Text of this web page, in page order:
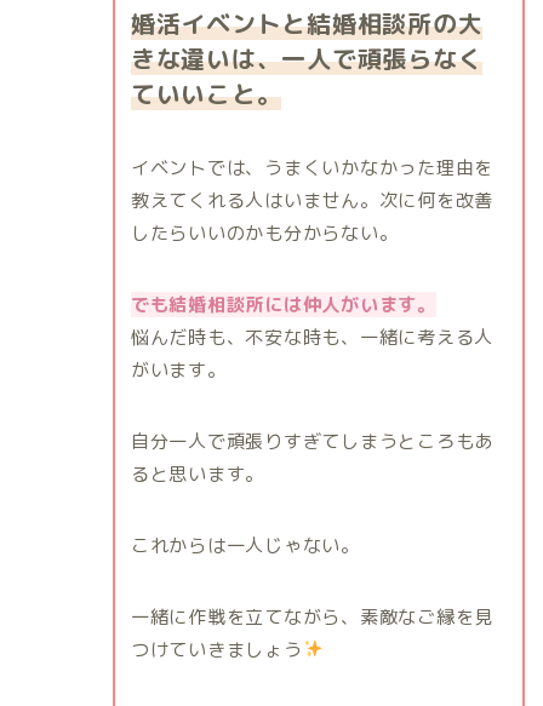
婚活イベントと結婚相談所の大
きな違いは、一人で頑張らなく
ていいこと。
イベントでは、うまくいかなかった理由を
教えてくれる人はいません。次に何を改善
したらいいのかも分からない。
でも結婚相談所には仲人がいます。
悩んだ時も、不安な時も、一緒に考える人
がいます。
自分一人で頑張りすぎてしまうところもあ
ると思います。
これからは一人じゃない。
一緒に作戦を立てながら、素敵なご縁を見
つけていきましょう